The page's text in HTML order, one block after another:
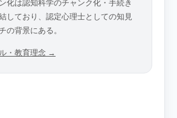
化は認知科学のチャンク化・手続き
しており、認定心理士としての知見
の背景にある。
・教育理念 →